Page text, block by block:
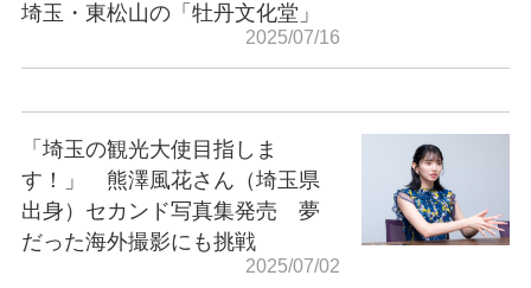
埼玉・東松山の「牡丹文化堂」
2025/07/16
「埼玉の観光大使目指しま
す！」 熊澤風花さん（埼玉県
出身）セカンド写真集発売 夢
だった海外撮影にも挑戦
2025/07/02